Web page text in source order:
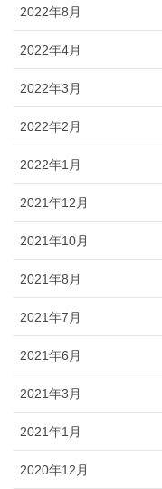
2022年8月
2022年4月
2022年3月
2022年2月
2022年1月
2021年12月
2021年10月
2021年8月
2021年7月
2021年6月
2021年3月
2021年1月
2020年12月